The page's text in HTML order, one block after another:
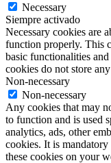
Necessary
Siempre activado
Necessary cookies are
function properly. This
basic functionalities
cookies do not store
Non-necessary
Non-necessary
Any cookies that may
to function and is used
analytics, ads, other
cookies. It is
these cookies on your